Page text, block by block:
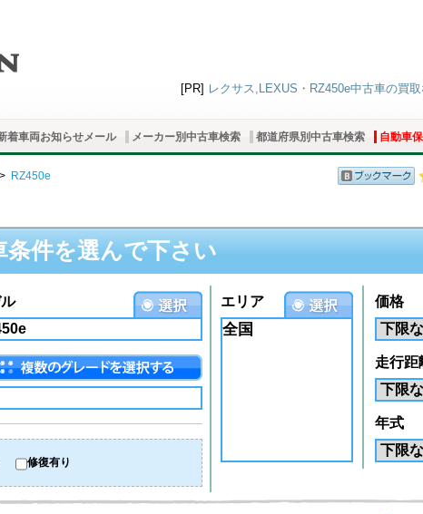
[PR] レクサス,LEXUS・RZ450e中古車の買
着車両お知らせメール メーカー別中古車検索 都道府県別中古車検索 自動車
> RZ450e
件を選んで下さい
修復有り
エリア
全国
価格
走行距
年式